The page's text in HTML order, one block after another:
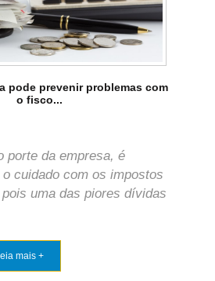
pode prevenir problemas com
o fisco...
porte da empresa, é
cuidado com os impostos
uma das piores dívidas
mais +